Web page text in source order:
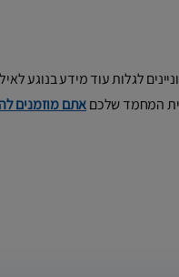
לגלות עוד מידע בנוגע
המחמד שלכםאתם מוזמנים